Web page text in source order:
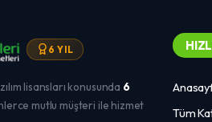
6 YIL
lisansları konusunda 6
mutlu müşteri ile hizmet
Tüm